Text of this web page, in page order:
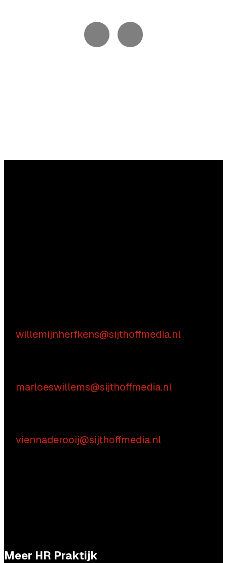
willemijnherfkens@sijthoffmedia.nl
marloeswillems@sijthoffmedia.nl
viennaderooij@sijthoffmedia.nl
Meer HR Praktijk